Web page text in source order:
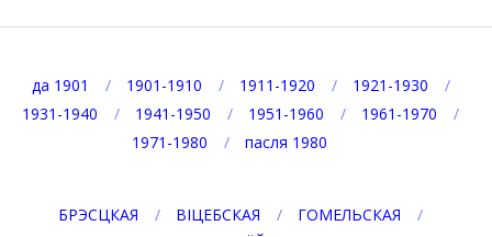
да 1901 1901-1910 1911-1920
1921-1930
1931-1940
1941-1950 1951-1960
1961-1970
1971-1980
пасля 1980
БРЭСЦКАЯ ВІЦЕБСКАЯ
ГОМЕЛЬСКАЯ